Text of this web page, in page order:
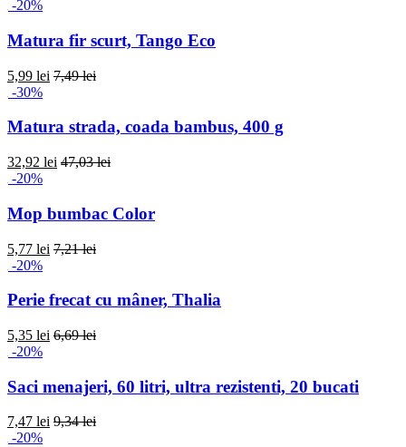
-20%
Matura fir scurt, Tango Eco
5,99 lei 7,49 lei
-30%
Matura strada, coada bambus, 400 g
32,92 lei 47,03 lei
-20%
Mop bumbac Color
5,77 lei 7,21 lei
-20%
Perie frecat cu mâner, Thalia
5,35 lei 6,69 lei
-20%
Saci menajeri, 60 litri, ultra rezistenti, 20 bucati
7,47 lei 9,34 lei
-20%